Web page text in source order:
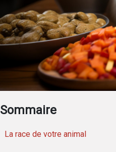
Sommaire
La race de votre animal